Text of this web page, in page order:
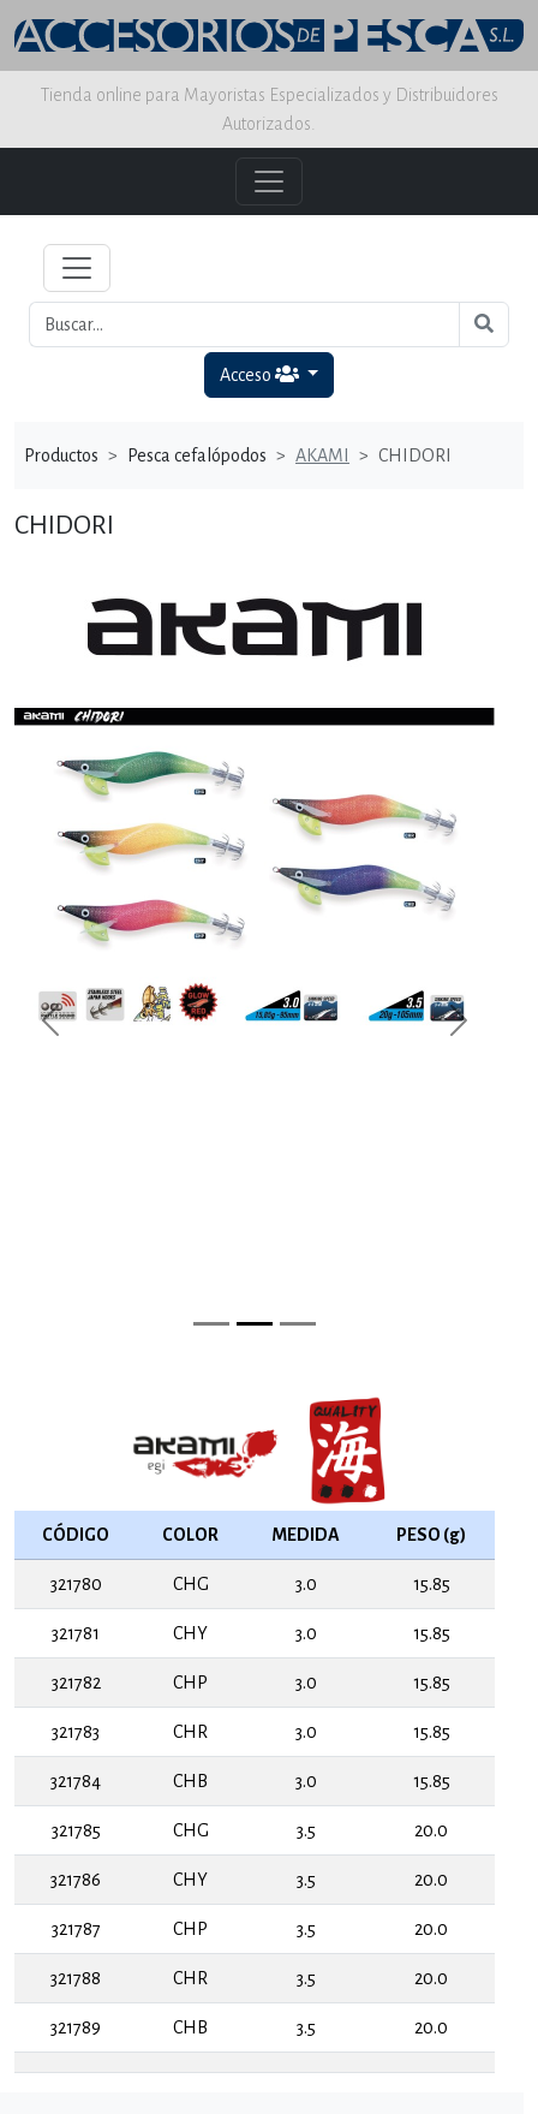
Tienda online para Mayoristas Especializados y Distribuidores
Autorizados.
Acceso
Productos Pesca cefalópodos AKAMI CHIDORI
CHIDORI
Previous Next
CÓDIGO COLOR MEDIDA PESO (g)
321780 CHG 3.0 15.85
321781 CHY 3.0 15.85
321782 CHP 3.0 15.85
321783 CHR 3.0 15.85
321784 CHB 3.0 15.85
321785 CHG 3.5 20.0
321786 CHY 3.5 20.0
321787 CHP 3.5 20.0
321788 CHR 3.5 20.0
321789 CHB 3.5 20.0